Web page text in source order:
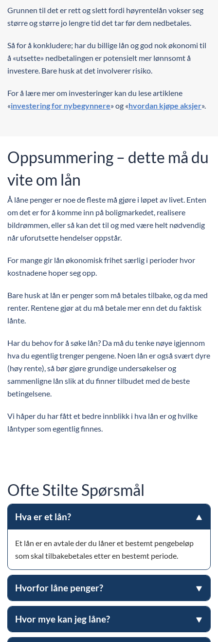
Grunnen til det er rett og slett fordi høyrentelån vokser seg
større og større jo lengre tid det tar før dem nedbetales.
Så for å konkludere; har du billige lån og god nok økonomi til
å «utsette» nedbetalingen er potensielt mer lønnsomt å
investere. Bare husk at det involverer risiko.
For å lære mer om investeringer kan du lese artiklene
«investering for nybegynnere» og «hvordan kjøpe aksjer».
Oppsummering – dette må du
vite om lån
Å låne penger er noe de fleste må gjøre i løpet av livet. Enten
om det er for å komme inn på boligmarkedet, realisere
bildrømmen, eller så kan det til og med være helt nødvendig
når uforutsette hendelser oppstår.
For mange gir lån økonomisk frihet særlig i perioder hvor
kostnadene hoper seg opp.
Bare husk at lån er penger som må betales tilbake, og da med
renter. Rentene gjør at du må betale mer enn det du faktisk
lånte.
Har du behov for å søke lån? Da må du tenke nøye igjennom
hva du egentlig trenger pengene. Noen lån er også svært dyre
(høy rente), så bør gjøre grundige undersøkelser og
sammenligne lån slik at du finner tilbudet med de beste
betingelsene.
Vi håper du har fått et bedre innblikk i hva lån er og hvilke
låntyper som egentlig finnes.
Ofte Stilte Spørsmål
Hva er et lån?
Et lån er en avtale der du låner et bestemt pengebeløp
som skal tilbakebetales etter en bestemt periode.
Hvorfor låne penger?
Hvor mye kan jeg låne?